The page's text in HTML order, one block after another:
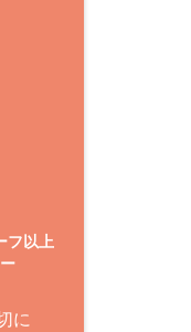
フ以上
に